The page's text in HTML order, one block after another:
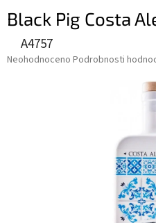
Black Pig Costa
A4757
Průměrné
Neohodnoceno Podrobnosti